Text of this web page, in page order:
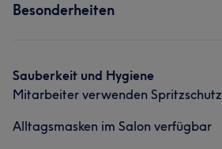
Besonderheiten
Sauberkeit und Hygiene
Mitarbeiter verwenden Spritzschutz
Alltagsmasken im Salon verfügbar